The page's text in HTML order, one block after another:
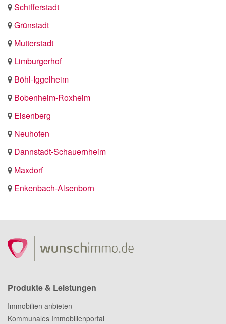
Schifferstadt
Grünstadt
Mutterstadt
Limburgerhof
Böhl-Iggelheim
Bobenheim-Roxheim
Eisenberg
Neuhofen
Dannstadt-Schauernheim
Maxdorf
Enkenbach-Alsenborn
Produkte & Leistungen
Immobilien anbieten
Kommunales Immobilienportal